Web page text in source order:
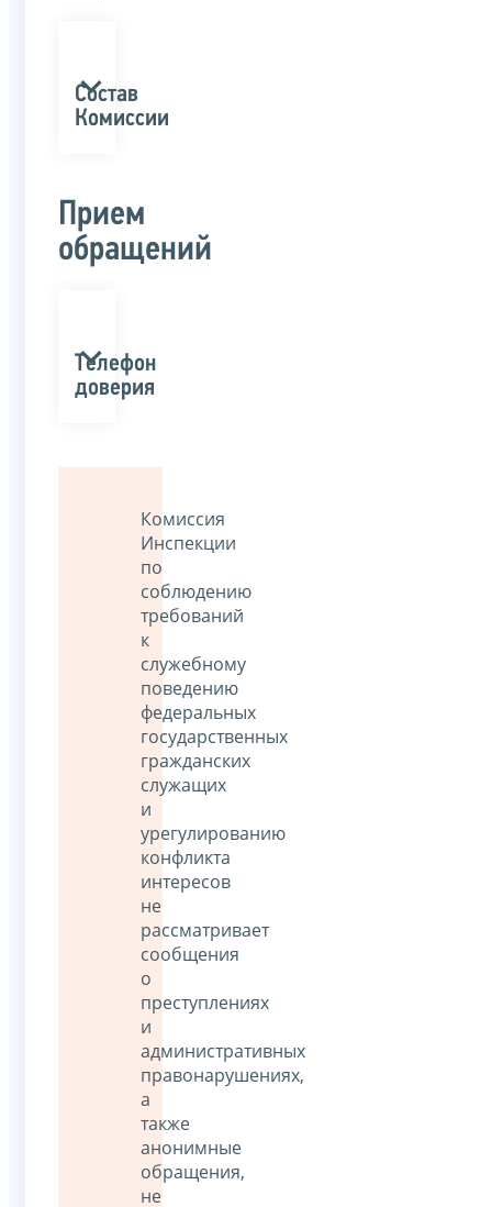
Состав
Комиссии
Прием
обращений
Телефон
доверия
Комиссия
Инспекции
по
соблюдению
требований
к
служебному
поведению
федеральных
государственных
гражданских
служащих
и
урегулированию
конфликта
интересов
не
рассматривает
сообщения
о
преступлениях
и
административных
правонарушениях,
а
также
анонимные
обращения,
не